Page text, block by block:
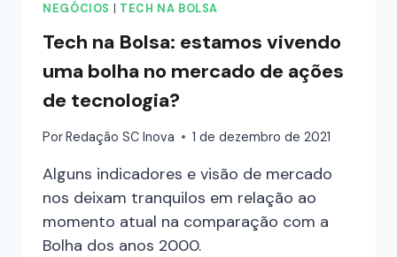
NEGÓCIOS TECH NA BOLSA
Tech na Bolsa: estamos vivendo
uma bolha no mercado de ações
de tecnologia?
PorRedação SC Inova 1 de dezembro de 2021
Alguns indicadores e visão de mercado
nos deixam tranquilos em relação ao
momento atual na comparação com a
Bolha dos anos 2000.